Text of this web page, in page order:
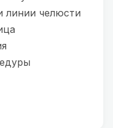
линии челюсти